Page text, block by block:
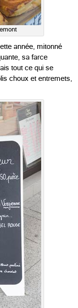
année, mitonné
sa farce
tout ce qui se
choux et entremets,